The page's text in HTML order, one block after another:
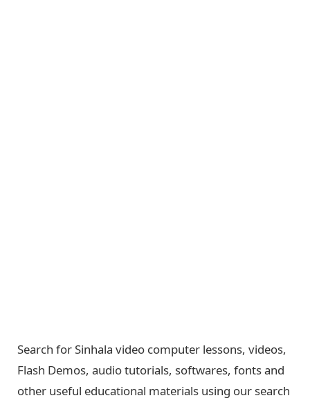
Search for Sinhala video computer lessons, videos,
Flash Demos, audio tutorials, softwares, fonts and
other useful educational materials using our search